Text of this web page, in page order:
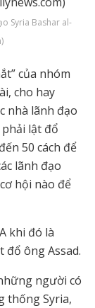
Syria Bashar al-
của nhóm
cho hay
nhà lãnh đạo
lật đổ
50 cách để
lãnh đạo
hội nào để
khi đó là
ông Assad.
người có
thống Syria,